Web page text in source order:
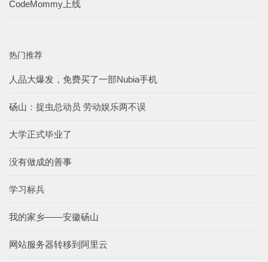
CodeMommy上线
热门推荐
人品大爆发，免费买了一部Nubia手机
砀山：捉虫总动员 劳动娱乐两不误
大学正式毕业了
没有做成的善事
学习标兵
我的家乡——安徽砀山
网站服务器转移到阿里云